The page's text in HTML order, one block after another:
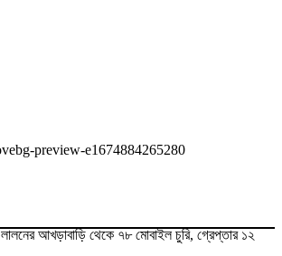
লালনের আখড়াবাড়ি থেকে ৭৮ মোবাইল চুরি, গ্রেপ্তার ১২